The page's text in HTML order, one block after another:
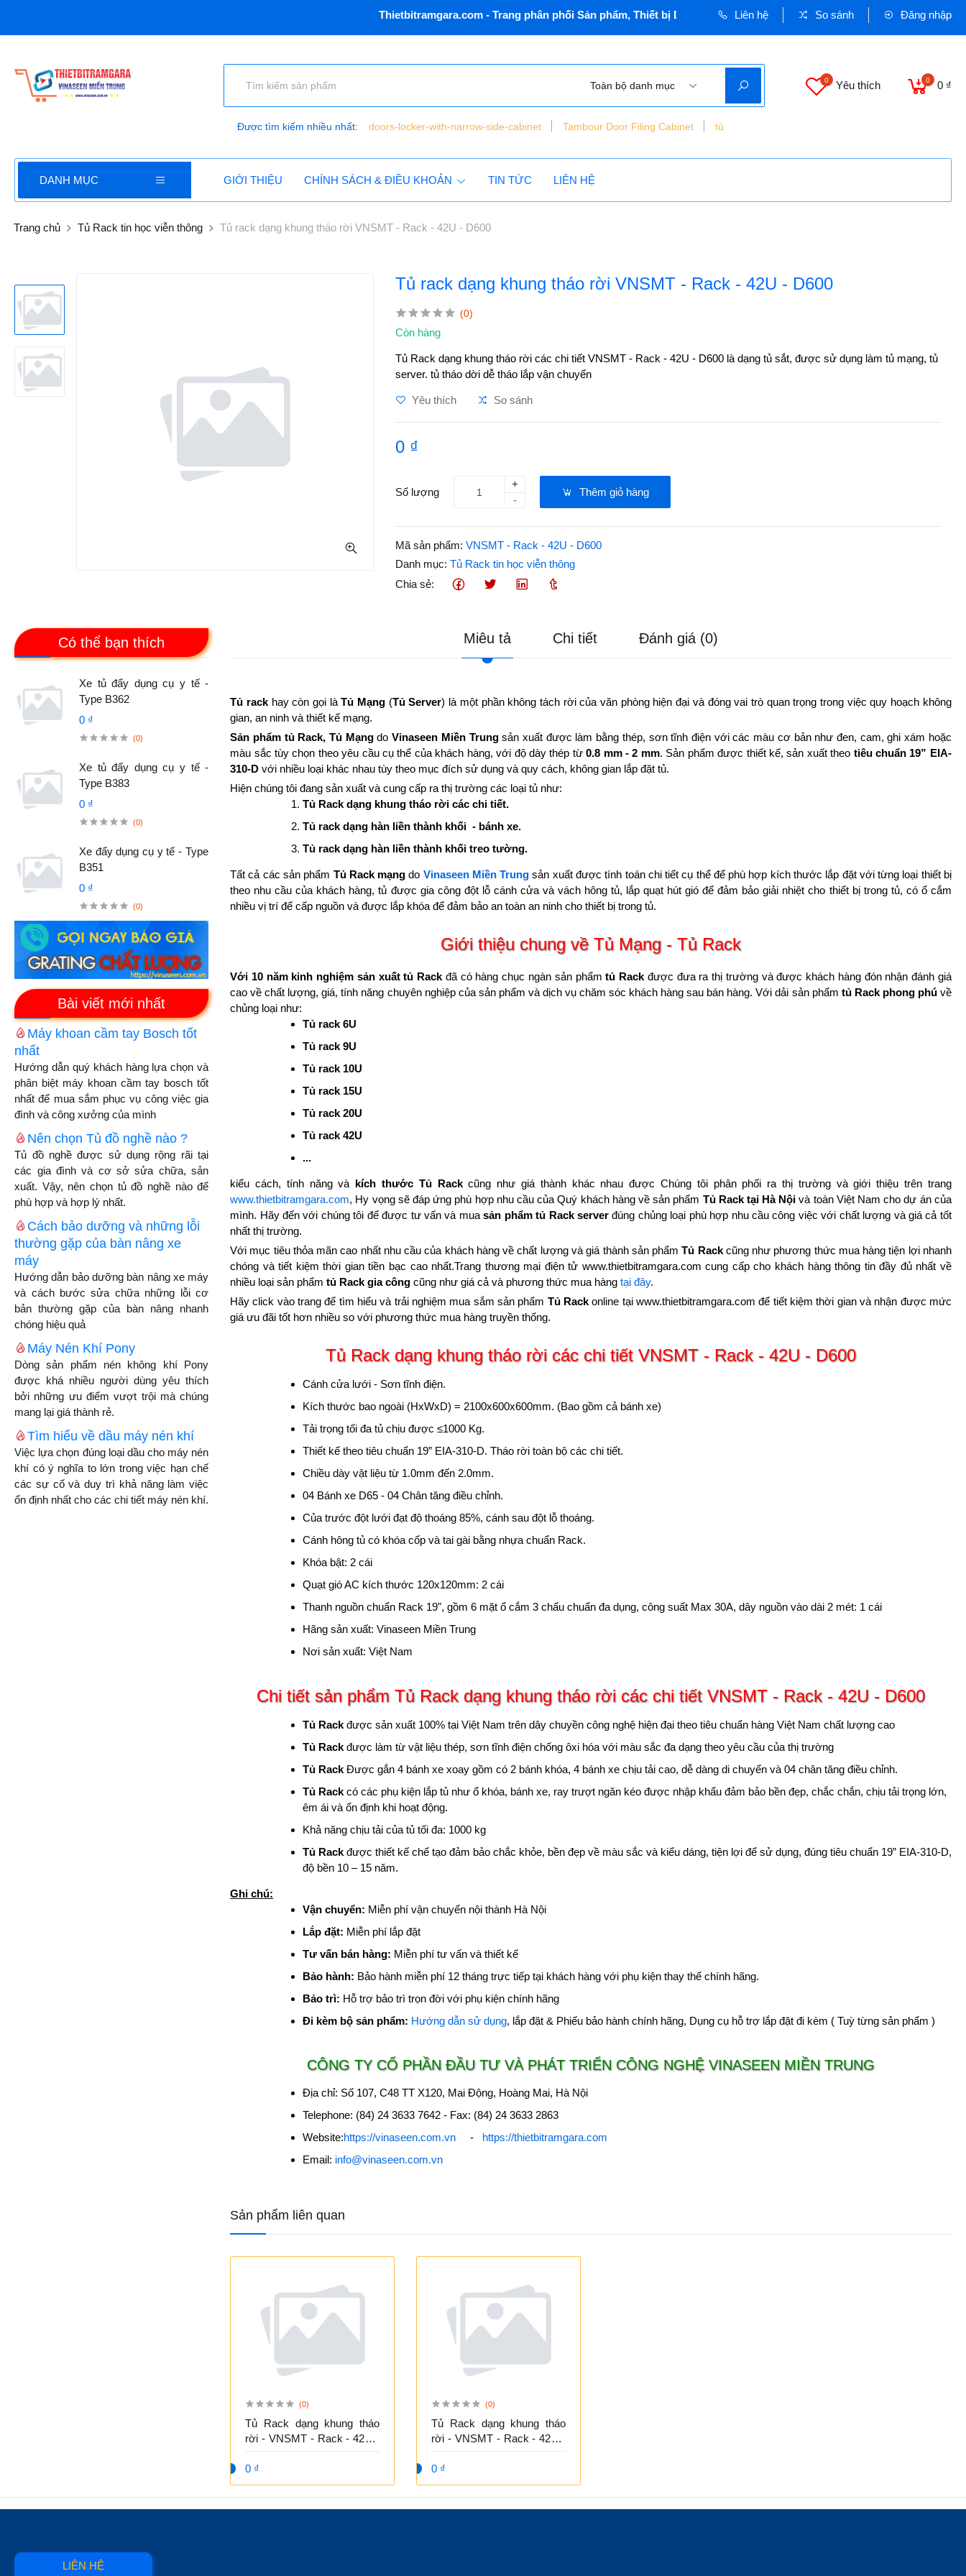
Thietbitramgara.com - Trang phân phối Sản phẩm, Thiết bị Dân dụng và Công nghiệp - Cơ quan chủ quản: VINASEEN MIỀN
Liên hệ So sánh Đăng nhập
Toàn bộ danh mục
Được tìm kiếm nhiều nhất: doors-locker-with-narrow-side-cabinet Tambour Door Filing Cabinet
tủ
0 Yêu thích 0 0 ₫
DANH MỤC GIỚI THIỆU CHÍNH SÁCH & ĐIỀU KHOẢN TIN TỨC LIÊN HỆ
Trang chủ Tủ Rack tin học viễn thông Tủ rack dạng khung tháo rời VNSMT - Rack - 42U - D600
Tủ rack dạng khung tháo rời VNSMT - Rack - 42U - D600
(0)
Còn hàng
Tủ Rack dạng khung tháo rời các chi tiết VNSMT - Rack - 42U - D600 là dạng tủ sắt, được sử dụng làm tủ mạng, tủ
server. tủ tháo dời dễ tháo lắp vận chuyển
Yêu thích So sánh
0 ₫
Số lượng
+
-
Thêm giỏ hàng
Mã sản phẩm: VNSMT - Rack - 42U - D600
Danh mục: Tủ Rack tin học viễn thông
Chia sẻ:
Có thể bạn thích
Xe tủ đẩy dụng cụ y tế -
Type B362
0 ₫
(0)
Xe tủ đẩy dụng cụ y tế -
Type B383
0 ₫
(0)
Xe đẩy dụng cụ y tế - Type
B351
0 ₫
(0)
Bài viết mới nhất
Máy khoan cầm tay Bosch tốt
nhất
Hướng dẫn quý khách hàng lựa chọn và
phân biệt máy khoan cầm tay bosch tốt
nhất để mua sắm phục vụ công việc gia
đình và công xưởng của mình
Nên chọn Tủ đồ nghề nào ?
Tủ đồ nghề được sử dụng rộng rãi tại
các gia đình và cơ sở sửa chữa, sản
xuất. Vậy, nên chọn tủ đồ nghề nào để
phù hợp và hợp lý nhất.
Cách bảo dưỡng và những lỗi
thường gặp của bàn nâng xe
máy
Hướng dẫn bảo dưỡng bàn nâng xe máy
và cách bước sửa chữa những lỗi cơ
bản thường gặp của bàn nâng nhanh
chóng hiệu quả
Máy Nén Khí Pony
Dòng sản phẩm nén không khí Pony
được khá nhiều người dùng yêu thích
bởi những ưu điểm vượt trội mà chúng
mang lại giá thành rẻ.
Tìm hiểu về dầu máy nén khí
Việc lựa chọn đúng loại dầu cho máy nén
khí có ý nghĩa to lớn trong việc hạn chế
các sự cố và duy trì khả năng làm việc
ổn định nhất cho các chi tiết máy nén khí.
Miêu tả Chi tiết Đánh giá (0)
Tủ rackhay còn gọi làTủ Mạng (Tủ Server) là một phần không tách rời của văn phòng hiện đại và đóng vai trò quan trọng trong việc quy hoạch không
gian, an ninh và thiết kế mạng.
Sản phẩm tủ Rack, Tủ MạngdoVinaseen Miền Trungsản xuất được làm bằng thép, sơn tĩnh điện với các màu cơ bản như đen, cam, ghi xám hoặc
màu sắc tùy chọn theo yêu cầu cụ thể của khách hàng, với độ dày thép từ0.8 mm - 2 mm. Sản phẩm được thiết kế, sản xuất theo tiêu chuẩn 19” EIA-
310-D với nhiều loại khác nhau tùy theo mục đích sử dụng và quy cách, không gian lắp đặt tủ.
Hiện chúng tôi đang sản xuất và cung cấp ra thị trường các loại tủ như:
Tủ Rack dạng khung tháo rời các chi tiết.
Tủ rack dạng hàn liền thành khối - bánh xe.
Tủ rack dạng hàn liền thành khối treo tường.
Tất cả các sản phẩm Tủ Rack mạng do Vinaseen Miền Trung sản xuất được tính toán chi tiết cụ thể để phù hợp kích thước lắp đặt với từng loại thiết bị
theo nhu cầu của khách hàng, tủ được gia công đột lỗ cánh cửa và vách hông tủ, lắp quạt hút gió để đảm bảo giải nhiệt cho thiết bị trong tủ, có ổ cắm
nhiều vị trí để cấp nguồn và được lắp khóa để đảm bảo an toàn an ninh cho thiết bị trong tủ.
Giới thiệu chung về Tủ Mạng - Tủ Rack
Với 10 năm kinh nghiệm sản xuất tủ Rack đã có hàng chục ngàn sản phẩm tủ Rack được đưa ra thị trường và được khách hàng đón nhận đánh giá
cao về chất lượng, giá, tính năng chuyên nghiệp của sản phẩm và dịch vụ chăm sóc khách hàng sau bán hàng. Với dải sản phẩm tủ Rack phong phúvề
chủng loại như:
Tủ rack 6U
Tủ rack 9U
Tủ rack 10U
Tủ rack 15U
Tủ rack 20U
Tủ rack 42U
...
kiểu cách, tính năng và kích thước Tủ Rackcũng như giá thành khác nhau được Chúng tôi phân phối ra thị trường và giới thiệu trên trang
www.thietbitramgara.com, Hy vọng sẽ đáp ứng phù hợp nhu cầu của Quý khách hàng về sản phẩm Tủ Rack tại Hà Nội và toàn Việt Nam cho dự án của
mình. Hãy đến với chúng tôi để được tư vấn và muasản phẩm tủ Rack server đúng chủng loại phù hợp nhu cầu công việc với chất lượng và giá cả tốt
nhất thị trường.
Với mục tiêu thỏa mãn cao nhất nhu cầu của khách hàng về chất lượng và giá thành sản phẩmTủ Rackcũng như phương thức mua hàng tiện lợi nhanh
chóng và tiết kiệm thời gian tiền bạc cao nhất.Trang thương mại điện tử www.thietbitramgara.com cung cấp cho khách hàng thông tin đầy đủ nhất về
nhiều loại sản phẩmtủ Rack gia công cũng như giá cả và phương thức mua hàngtại đây.
Hãy click vào trang để tìm hiểu và trải nghiệm mua sắm sản phẩm Tủ Rack online tại www.thietbitramgara.com để tiết kiệm thời gian và nhận được mức
giá ưu đãi tốt hơn nhiều so với phương thức mua hàng truyền thống.
Tủ Rack dạng khung tháo rời các chi tiết VNSMT - Rack - 42U - D600
Cánh cửa lưới - Sơn tĩnh điện.
Kích thước bao ngoài (HxWxD) = 2100x600x600mm. (Bao gồm cả bánh xe)
Tải trọng tối đa tủ chịu được ≤1000 Kg.
Thiết kế theo tiêu chuẩn 19” EIA-310-D. Tháo rời toàn bộ các chi tiết.
Chiều dày vật liệu từ 1.0mm đến 2.0mm.
04 Bánh xe D65 - 04 Chân tăng điều chỉnh.
Của trước đột lưới đạt độ thoáng 85%, cánh sau đột lỗ thoáng.
Cánh hông tủ có khóa cốp và tai gài bằng nhựa chuẩn Rack.
Khóa bật: 2 cái
Quạt gió AC kích thước 120x120mm: 2 cái
Thanh nguồn chuẩn Rack 19", gồm 6 mặt ổ cắm 3 chấu chuẩn đa dụng, công suất Max 30A, dây nguồn vào dài 2 mét: 1 cái
Hãng sản xuất: Vinaseen Miền Trung
Nơi sản xuất: Việt Nam
Chi tiết sản phẩm Tủ Rack dạng khung tháo rời các chi tiết VNSMT - Rack - 42U - D600
Tủ Rackđược sản xuất 100% tại Việt Nam trên dây chuyền công nghệ hiện đại theo tiêu chuẩn hàng Việt Nam chất lượng cao
Tủ Rackđược làm từ vật liệu thép, sơn tĩnh điện chống ôxi hóa với màu sắc đa dạng theo yêu cầu của thị trường
Tủ Rack Được gắn 4 bánh xe xoay gồm có 2 bánh khóa, 4 bánh xe chịu tải cao, dễ dàng di chuyển và 04 chân tăng điều chỉnh.
Tủ Rackcó các phụ kiện lắp tủ như ổ khóa, bánh xe, ray trượt ngăn kéo được nhập khẩu đảm bảo bền đẹp, chắc chắn, chịu tải trọng lớn,
êm ái và ổn định khi hoạt động.
Khả năng chịu tải của tủ tối đa: 1000 kg
Tủ Rackđược thiết kế chế tạo đảm bảo chắc khỏe, bền đẹp về màu sắc và kiểu dáng, tiện lợi để sử dụng, đúng tiêu chuẩn 19” EIA-310-D,
độ bền 10 – 15 năm.
Ghi chú:
Vận chuyển: Miễn phí vận chuyển nội thành Hà Nội
Lắp đặt: Miễn phí lắp đặt
Tư vấn bán hàng: Miễn phí tư vấn và thiết kế
Bảo hành: Bảo hành miễn phí 12 tháng trực tiếp tại khách hàng với phụ kiện thay thế chính hãng.
Bảo trì: Hỗ trợ bảo trì trọn đời với phụ kiện chính hãng
Đi kèm bộ sản phẩm: Hướng dẫn sử dụng, lắp đặt & Phiếu bảo hành chính hãng, Dụng cụ hỗ trợ lắp đặt đi kèm ( Tuỳ từng sản phẩm )
CÔNG TY CỔ PHẦN ĐẦU TƯ VÀ PHÁT TRIỂN CÔNG NGHỆ VINASEEN MIỀN TRUNG
Địa chỉ: Số 107, C48 TT X120, Mai Động, Hoàng Mai, Hà Nội
Telephone: (84) 24 3633 7642 - Fax: (84) 24 3633 2863
Website:https://vinaseen.com.vn- https://thietbitramgara.com
Email: info@vinaseen.com.vn
Sản phẩm liên quan
(0)
Tủ Rack dạng khung tháo
rời - VNSMT - Rack - 42U -
0 ₫
(0)
Tủ Rack dạng khung tháo
rời - VNSMT - Rack - 42U -
0 ₫
LIÊN HỆ